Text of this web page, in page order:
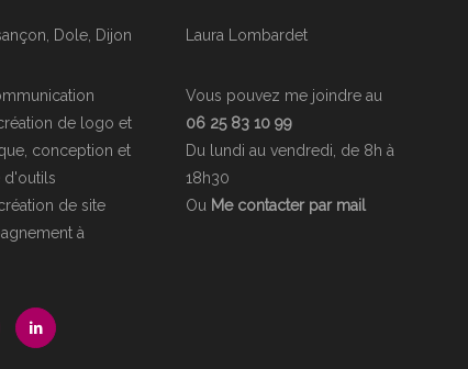
Dole, Dijon
de logo et
conception et
d'outils
de site
à
Laura Lombardet
Vous pouvez me joindre au
06 25 83 10 99
Du lundi au vendredi, de 8h à
18h30
Ou Me contacter par mail